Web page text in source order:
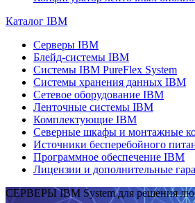
Каталог IBM
Серверы IBM
Блейд-системы IBM
Системы IBM PureFlex System
Системы хранения данных IBM
Сетевое оборудование IBM
Ленточные системы IBM
Комплектующие IBM
Северные шкафы и монтажные
Источники бесперебойного
Программное обеспечение IBM
Лицензии и дополнительные
СЕРВЕРЫ IBM System для решения